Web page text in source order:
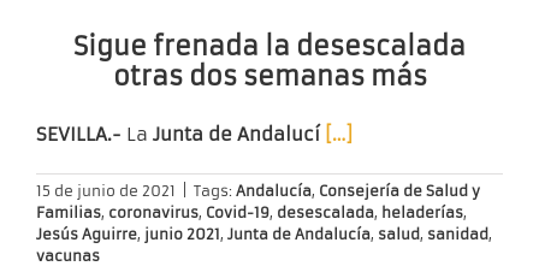
Sigue frenada la desescalada
otras dos semanas más
SEVILLA.- La Junta de Andalucí […]
15 de junio de 2021 Tags: Andalucía, Consejería de Salud y
Familias, coronavirus, Covid-19, desescalada, heladerías,
Jesús Aguirre, junio 2021, Junta de Andalucía, salud, sanidad,
vacunas